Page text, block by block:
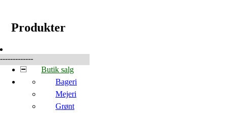
Produkter
-------------
Butik salg
Bageri
Mejeri
Grønt